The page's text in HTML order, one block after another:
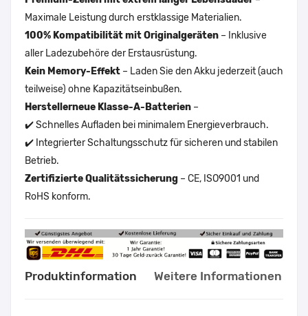
Maximale Leistung durch erstklassige Materialien.
100% Kompatibilität mit Originalgeräten – Inklusive
aller Ladezubehöre der Erstausrüstung.
Kein Memory-Effekt – Laden Sie den Akku jederzeit (auch
teilweise) ohne Kapazitätseinbußen.
Herstellerneue Klasse-A-Batterien –
✔️ Schnelles Aufladen bei minimalem Energieverbrauch.
✔️ Integrierter Schaltungsschutz für sicheren und stabilen
Betrieb.
Zertifizierte Qualitätssicherung – CE, ISO9001 und
RoHS konform.
Produktinformation Weitere Informationen